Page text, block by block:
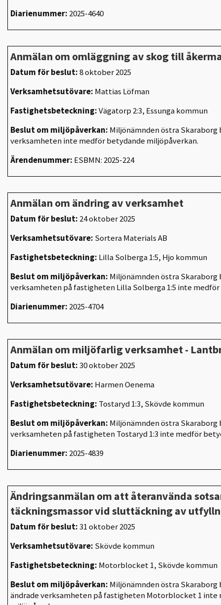
Diarienummer: 2025-4640
Anmälan om omläggning av skog till
Datum för beslut:8 oktober 2025
Verksamhetsutövare: Mattias Löfman
Fastighetsbeteckning:Vägatorp 2:3, Essunga kommun
Beslut om miljöpåverkan: Miljönämnden östra
verksamheten inte medför betydande miljöpåverkan.
Ärendenummer: ESBMN: 2025-224
Anmälan om ändring av verksamhet
Datum för beslut: 24 oktober 2025
Verksamhetsutövare: Sortera Materials AB
Fastighetsbeteckning: Lilla Solberga 1:5, Hjo kommun
Beslut om miljöpåverkan: Miljönämnden östra
verksamheten på fastigheten Lilla Solberga 1:5 inte
Diarienummer: 2025-4704
Anmälan om miljöfarlig verksamhet -
Datum för beslut:30 oktober 2025
Verksamhetsutövare: Harmen Oenema
Fastighetsbeteckning: Tostaryd 1:3, Skövde kommun
Beslut om miljöpåverkan: Miljönämnden östra
verksamheten på fastigheten Tostaryd 1:3 inte medför
Diarienummer: 2025-4839
Ändringsanmälan om att återanvända
täckningsmassor vid sluttäckning av
Datum för beslut:31 oktober 2025
Verksamhetsutövare: Skövde kommun
Fastighetsbeteckning: Motorblocket 1, Skövde kommun
Beslut om miljöpåverkan: Miljönämnden östra
ändrade verksamheten på fastigheten Motorblocket 1 inte